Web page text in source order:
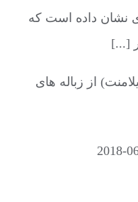
نشان داده است که
[...]
از زباله های
2018-